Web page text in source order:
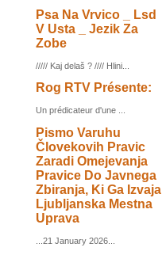
Psa Na Vrvico _ Lsd
V Usta _ Jezik Za
Zobe
///// Kaj delaš ? //// Hlini...
Rog RTV Présente:
Un prédicateur d'une ...
Pismo Varuhu
Človekovih Pravic
Zaradi Omejevanja
Pravice Do Javnega
Zbiranja, Ki Ga Izvaja
Ljubljanska Mestna
Uprava
...21 January 2026...